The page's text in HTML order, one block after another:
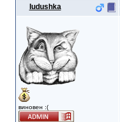
Iudushka
виновен :(